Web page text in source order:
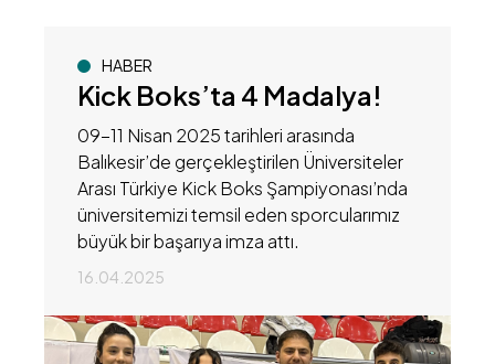
HABER
Kick Boks’ta 4 Madalya!
09-11 Nisan 2025 tarihleri arasında
Balıkesir’de gerçekleştirilen Üniversiteler
Arası Türkiye Kick Boks Şampiyonası’nda
üniversitemizi temsil eden sporcularımız
büyük bir başarıya imza attı.
16.04.2025